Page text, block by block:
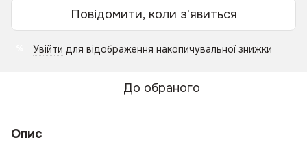
Повідомити, коли з'явиться
Увійти для відображення накопичувальної знижки
До обраного
Опис